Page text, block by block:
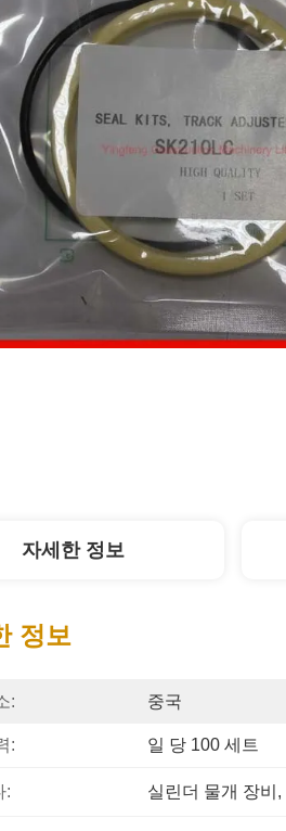
자세한 정보
정보
: 중국
: 일 당 100 세트
: 실린더 물개 장비 ,